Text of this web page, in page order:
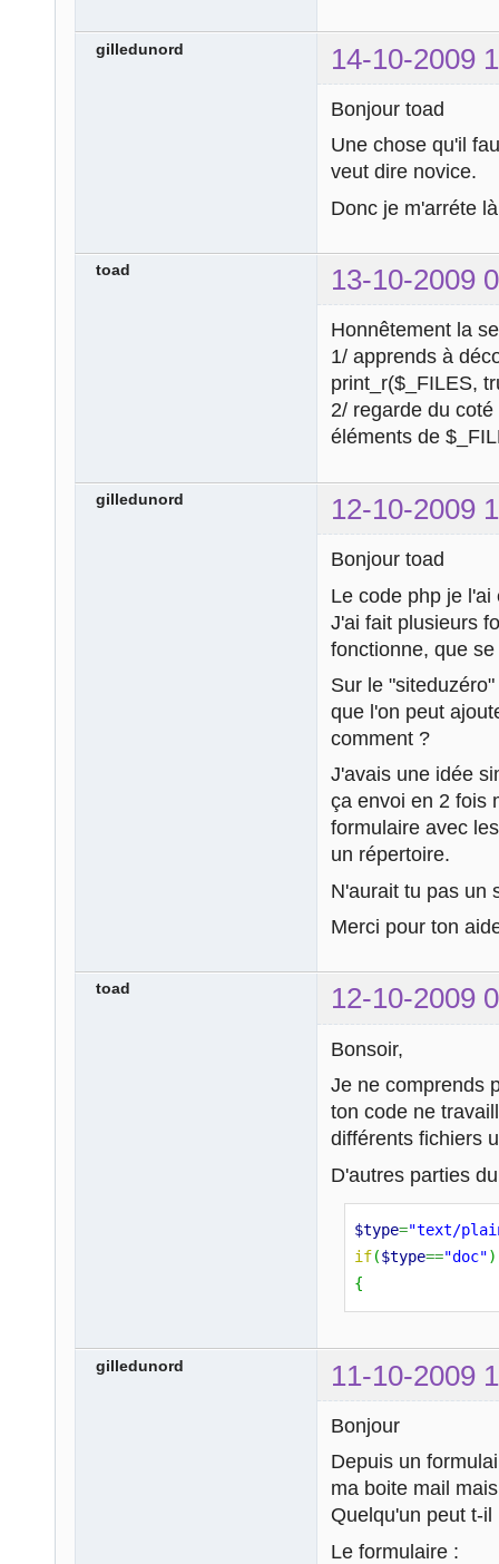
gilledunord 14-10-2009
Bonjour toad
Une chose qu'il
veut dire novice.
Donc je m'arréte
toad 13-10-2009
Honnêtement la
1/ apprends à
print_r($_FILES,
2/ regarde du
éléments de
gilledunord 12-10-2009
Bonjour toad
Le code php je
J'ai fait plusieurs
fonctionne, que
Sur le
que l'on peut
comment ?
J'avais une idée
ça envoi en 2 fois
formulaire avec
un répertoire.
N'aurait tu pas un
Merci pour ton
toad 12-10-2009
Bonsoir,
Je ne comprends
ton code ne
différents fichiers
D'autres parties
$type="text/
if($type=="doc")
{
gilledunord 11-10-2009
Bonjour
Depuis un
ma boite mail
Quelqu'un peut t-il
Le formulaire :